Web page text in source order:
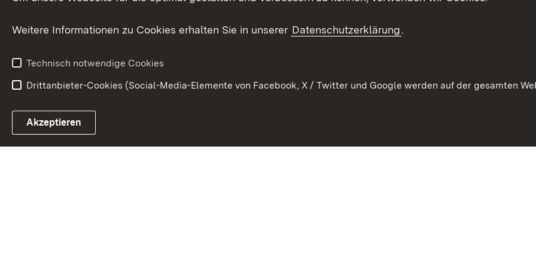
Link zum Landesportal
Weitere Informationen zu Cookies erhalten Sie in unserer Datenschutzerklärung.
Technisch notwendige Cookies
Drittanbieter-Cookies (Social-Media-Elemente von Facebook, X / Twitter und Google werden auf der gesamten
Akzeptieren